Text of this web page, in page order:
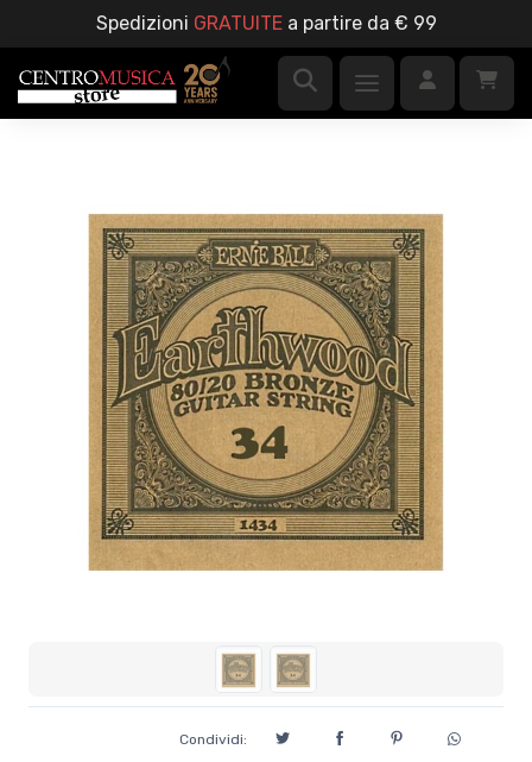
Spedizioni GRATUITEa partire da € 99
Condividi: